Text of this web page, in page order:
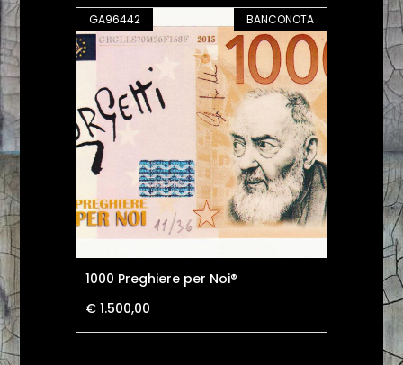
GA96442 BANCONOTA
1000 Preghiere per Noi®
€ 1.500,00